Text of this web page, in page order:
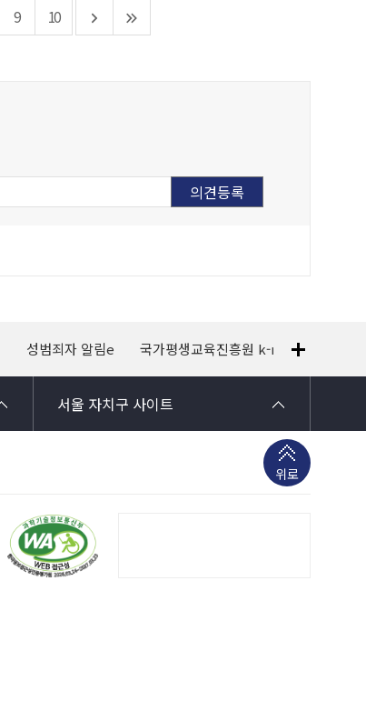
9 10
성범죄자 알림e 국가평생교육진흥원 k-mooc
서울 자치구 사이트
위로